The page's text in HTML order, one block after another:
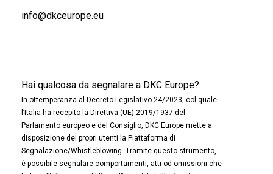
info@dkceurope.eu
Hai qualcosa da segnalare a DKC Europe?
In ottemperanza al Decreto Legislativo 24/2023, col quale
l’Italia ha recepito la Direttiva (UE) 2019/1937 del
Parlamento europeo e del Consiglio, DKC Europe mette a
disposizione dei propri utenti la Piattaforma di
Segnalazione/Whistleblowing. Tramite questo strumento,
è possibile segnalare comportamenti, atti od omissioni che